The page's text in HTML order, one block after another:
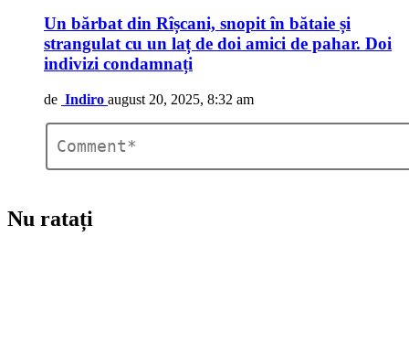
Un bărbat din Rîșcani, snopit în bătaie și
strangulat cu un laț de doi amici de pahar. Doi
indivizi condamnați
de Indiro august 20, 2025, 8:32 am
Comentariu
Nu ratați